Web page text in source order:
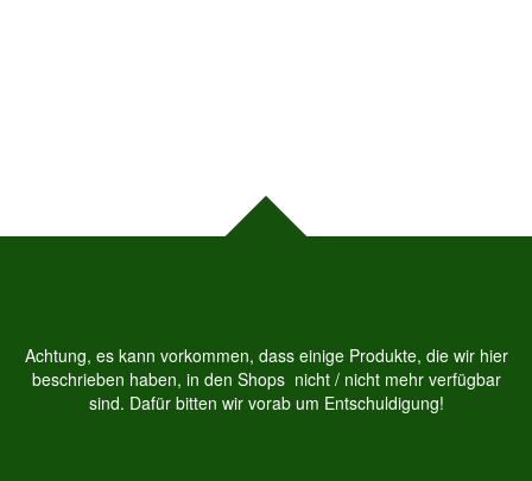
Achtung, es kann vorkommen, dass einige Produkte, die wir hier
beschrieben haben, in den Shops nicht / nicht mehr verfügbar
sind. Dafür bitten wir vorab um Entschuldigung!